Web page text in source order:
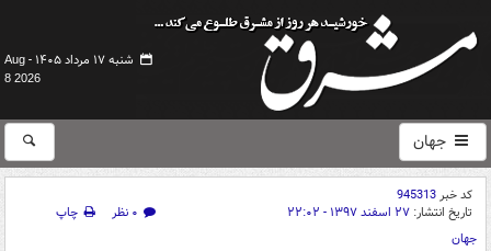
شنبه ۱۷ مرداد ۱۴۰۵ -
Aug
8 2026
جهان
کد خبر945313
تاریخ انتشار: ۲۷ اسفند ۱۳۹۷ - ۲۲:۰۲ ۰ نظر
چاپ
جهان